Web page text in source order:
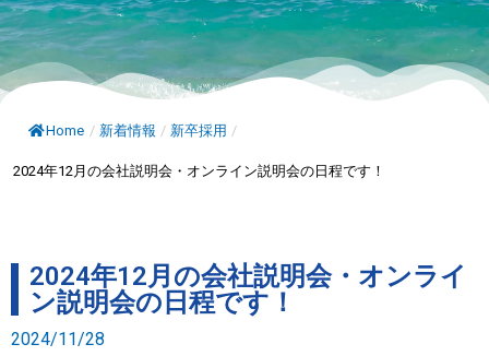
Home / 新着情報 / 新卒採用 /
2024年12月の会社説明会・オンライン説明会の日程です！
2024年12月の会社説明会・オンライ
ン説明会の日程です！
2024/11/28